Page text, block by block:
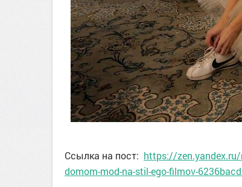
Ссылка на пост: https://
domom-mod-na-stil-ego-filmov-